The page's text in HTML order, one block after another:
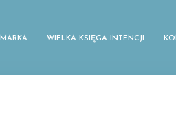
WIELKA KSIĘGA INTENCJI